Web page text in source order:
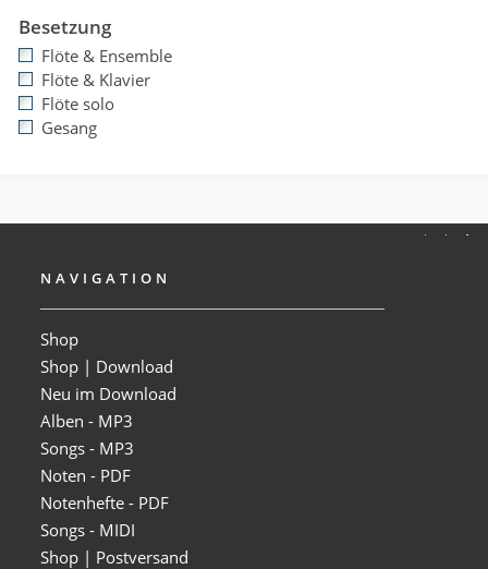
Besetzung
Flöte & Ensemble
Flöte & Klavier
Flöte solo
Gesang
NAVIGATION
Shop
Shop | Download
Neu im Download
Alben - MP3
Songs - MP3
Noten - PDF
Notenhefte - PDF
Songs - MIDI
Shop | Postversand